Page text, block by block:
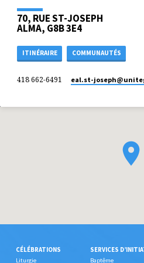
70, RUE ST-JOSEPH
ALMA, G8B 3E4
ITINÉRAIRE COMMUNAUTÉS
418 662-6491 eal.st-
CÉLÉBRATIONS
Liturgie
SERVICES
Baptême